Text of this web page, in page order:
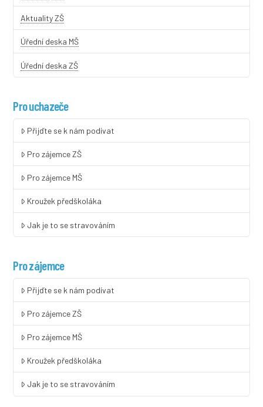
Aktuality ZŠ
Úřední deska MŠ
Úřední deska ZŠ
Pro uchazeče
Přijďte se k nám podívat
Pro zájemce ZŠ
Pro zájemce MŠ
Kroužek předškoláka
Jak je to se stravováním
Pro zájemce
Přijďte se k nám podívat
Pro zájemce ZŠ
Pro zájemce MŠ
Kroužek předškoláka
Jak je to se stravováním